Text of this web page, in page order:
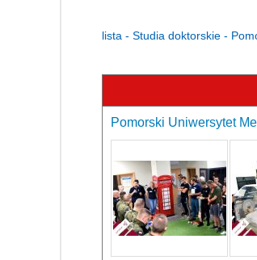
lista - Studia doktorskie -
Pomorski Uniwersytet